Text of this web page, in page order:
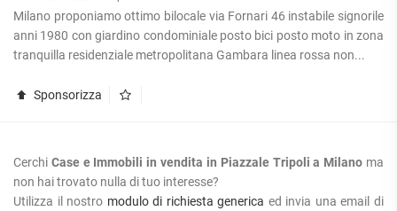
Milano proponiamo ottimo bilocale via Fornari 46 instabile signorile
anni 1980 con giardino condominiale posto bici posto moto in zona
tranquilla residenziale metropolitana Gambara linea rossa non...
Sponsorizza
Cerchi Case e Immobili in vendita in Piazzale Tripoli a Milano ma
non hai trovato nulla di tuo interesse?
Utilizza il nostro modulo di richiesta generica ed invia una email di